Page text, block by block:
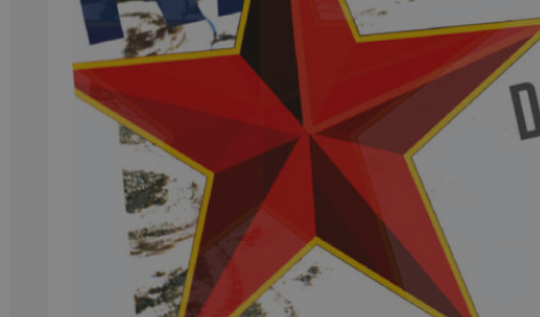
Våre
bøker
Sakprosa